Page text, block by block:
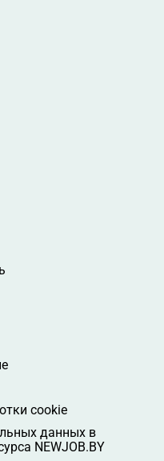
cookie
данных в
NEWJOB.BY